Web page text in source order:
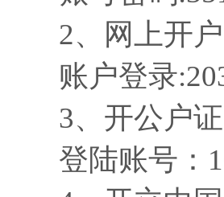
2、网上开
账户登录
3、开公户
登陆账号：